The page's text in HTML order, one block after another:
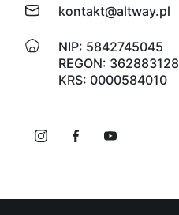
kontakt@altway.pl
NIP: 5842745045
REGON: 362883128
KRS: 0000584010